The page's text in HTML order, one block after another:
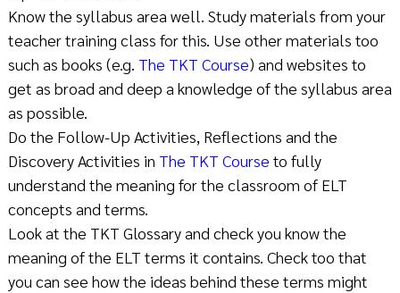
Know the syllabus area well. Study materials from your
teacher training class for this. Use other materials too
such as books (e.g. The TKT Course) and websites to
get as broad and deep a knowledge of the syllabus area
as possible.
Do the Follow-Up Activities, Reflections and the
Discovery Activities in The TKT Course to fully
understand the meaning for the classroom of ELT
concepts and terms.
Look at the TKT Glossaryand check you know the
meaning of the ELT terms it contains. Check too that
you can see how the ideas behind these terms might